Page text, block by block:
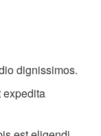
dignissimos.
expedita